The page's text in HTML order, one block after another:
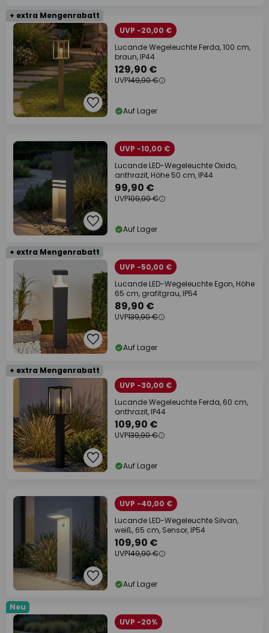
+ extra Mengenrabatt
UVP -20,00 €
Lucande Wegeleuchte Ferda, 100 cm,
braun, IP44
129,90 €
UVP149,90 €
Auf Lager
UVP -10,00 €
Lucande LED-Wegeleuchte Oxido,
anthrazit, Höhe 50 cm, IP44
99,90 €
UVP109,90 €
Auf Lager
+ extra Mengenrabatt
UVP -50,00 €
Lucande LED-Wegeleuchte Egon, Höhe
65 cm, grafitgrau, IP54
89,90 €
UVP139,90 €
Auf Lager
+ extra Mengenrabatt
UVP -30,00 €
Lucande Wegeleuchte Ferda, 60 cm,
anthrazit, IP44
109,90 €
UVP139,90 €
Auf Lager
UVP -40,00 €
Lucande LED-Wegeleuchte Silvan,
weiß, 65 cm, Sensor, IP54
109,90 €
UVP149,90 €
Auf Lager
Neu
UVP -20%